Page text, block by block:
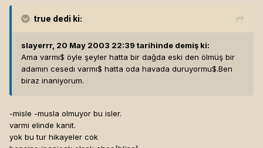
true dedi ki:
slayerrr, 20 May 2003 22:39 tarihinde demiş ki:
Ama varmı$ öyle şeyler hatta bir dağda eski den ölmüş bir
adamın cesedı varmı$ hatta oda havada duruyormu$.Ben
biraz inaniyorum.
-misle -musla olmuyor bu isler.
varmi elinde kanit.
yok bu tur hikayeler cok